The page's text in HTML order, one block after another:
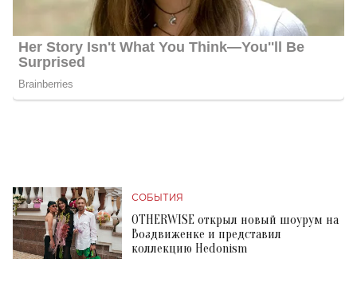
СОБЫТИЯ
OTHERWISE открыл новый шоурум на
Воздвиженке и представил
коллекцию Hedonism